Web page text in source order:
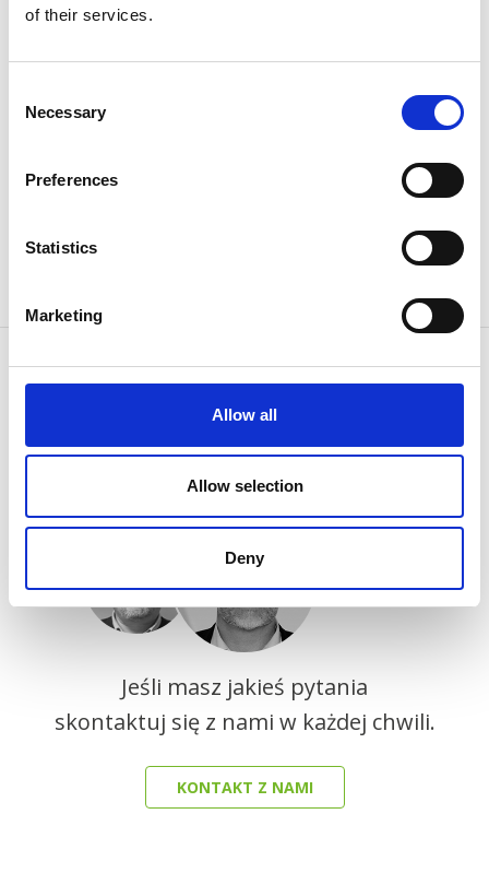
of their services.
Selection
Necessary
Preferences
Statistics
Marketing
Allow all
Allow selection
Deny
KONTAKT Z NAMI
Ponieważwiemy jak
Jeśli masz jakieś pytania
skontaktuj się z nami w każdej chwili.
KONTAKT Z NAMI